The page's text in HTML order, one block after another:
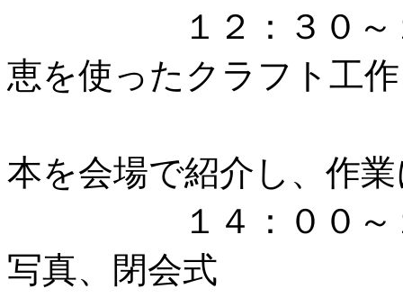
１２：３０～１
恵を使ったクラフト工
本を会場で紹介し、作
１４：００～１４
写真、閉会式